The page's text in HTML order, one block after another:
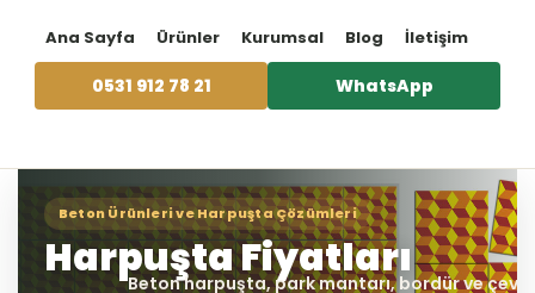
Ana Sayfa Ürünler Kurumsal Blog İletişim
0531 912 78 21 WhatsApp